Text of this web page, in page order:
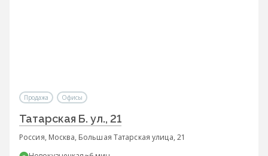
Продажа Офисы
Татарская Б. ул., 21
Россия, Москва, Большая Татарская улица, 21